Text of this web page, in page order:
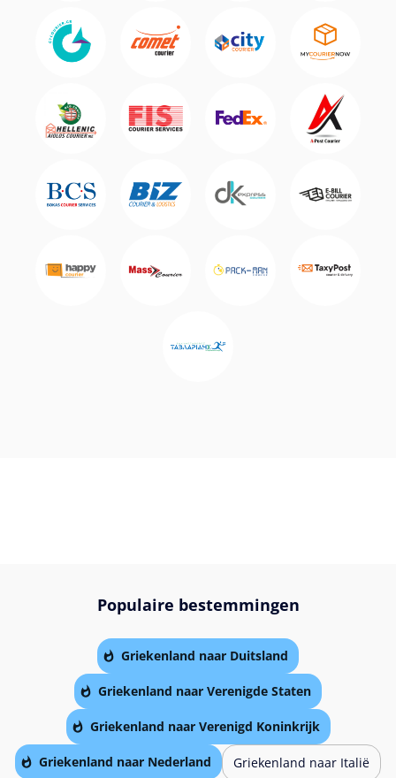
Populaire bestemmingen
Griekenland naar Duitsland
Griekenland naar Verenigde Staten
Griekenland naar Verenigd Koninkrijk
Griekenland naar Nederland Griekenland naar Italië